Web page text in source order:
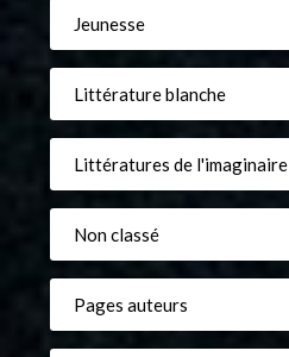
Jeunesse
Littérature blanche
Littératures de l'imaginaire
Non classé
Pages auteurs